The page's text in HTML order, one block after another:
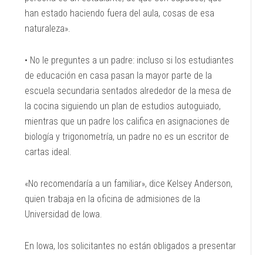
han estado haciendo fuera del aula, cosas de esa
naturaleza».
• No le preguntes a un padre: incluso si los estudiantes
de educación en casa pasan la mayor parte de la
escuela secundaria sentados alrededor de la mesa de
la cocina siguiendo un plan de estudios autoguiado,
mientras que un padre los califica en asignaciones de
biología y trigonometría, un padre no es un escritor de
cartas ideal.
«No recomendaría a un familiar», dice Kelsey Anderson,
quien trabaja en la oficina de admisiones de la
Universidad de Iowa.
En Iowa, los solicitantes no están obligados a presentar